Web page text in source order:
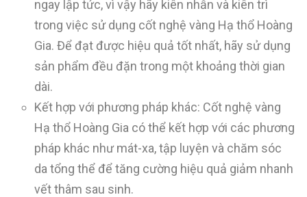
ngay lập tức, vì vậy hãy kiên nhẫn và kiên trì
trong việc sử dụng cốt nghệ vàng Hạ thổ Hoàng
Gia. Để đạt được hiệu quả tốt nhất, hãy sử dụng
sản phẩm đều đặn trong một khoảng thời gian
dài.
Kết hợp với phương pháp khác: Cốt nghệ vàng
Hạ thổ Hoàng Gia có thể kết hợp với các phương
pháp khác như mát-xa, tập luyện và chăm sóc
da tổng thể để tăng cường hiệu quả giảm nhanh
vết thâm sau sinh.